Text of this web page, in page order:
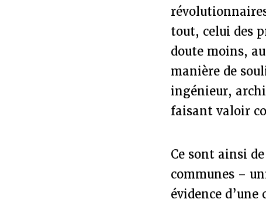
tout, celui des
doute moins,
manière de
ingénieur,
faisant valoir
Ce sont ainsi
communes –
évidence